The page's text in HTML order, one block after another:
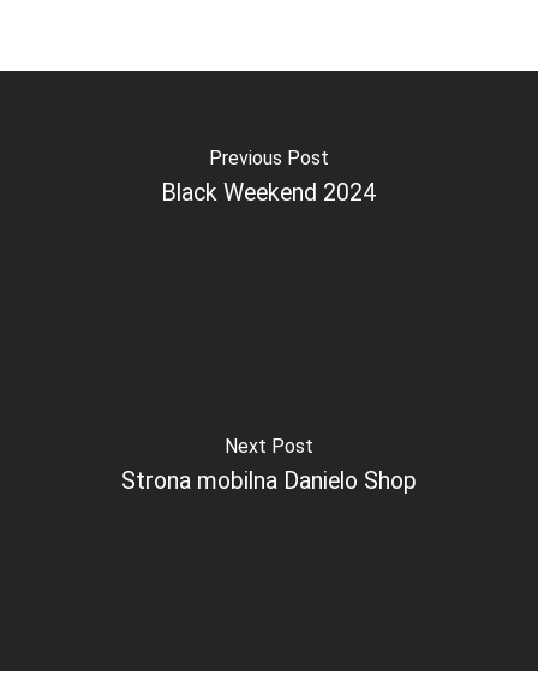
Previous Post
Black Weekend 2024
Next Post
Strona mobilna Danielo Shop